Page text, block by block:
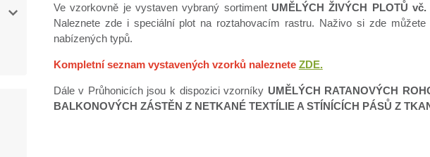
Ve vzorkovně je vystaven vybraný sortiment UMĚLÝCH ŽIVÝCH PLOTŮ
Naleznete zde i speciální plot na roztahovacím rastru. Naživo si zde
nabízených typů.
Kompletní seznam vystavených vzorků naleznete ZDE.
Dále v Průhonicích jsou k dispozici vzorníky UMĚLÝCH RATANOVÝCH
BALKONOVÝCH ZÁSTĚN Z NETKANÉ TEXTÍLIE A STÍNÍCÍCH PÁSŮ Z